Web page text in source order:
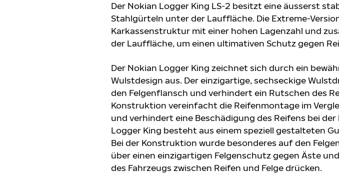
Der Nokian Logger King LS-2 besitzt eine äusserst
Stahlgürteln unter der Lauffläche. Die Extreme-
Karkassenstruktur mit einer hohen Lagenzahl und
der Lauffläche, um einen ultimativen Schutz gegen
Der Nokian Logger King zeichnet sich durch ein
Wulstdesign aus. Der einzigartige, sechseckige
den Felgenflansch und verhindert ein Rutschen des
Konstruktion vereinfacht die Reifenmontage im
und verhindert eine Beschädigung des Reifens bei
Logger King besteht aus einem speziell gestalteten
Bei der Konstruktion wurde besonderes auf den
über einen einzigartigen Felgenschutz gegen Äste
des Fahrzeugs zwischen Reifen und Felge drücken.